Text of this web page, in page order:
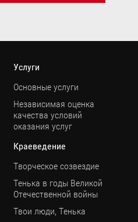
Услуги
Основные услуги
Независимая оценка
качества условий
оказания услуг
Краеведение
Творческое созвездие
Тенька в годы Великой
Отечественной войны
Твои люди, Тенька